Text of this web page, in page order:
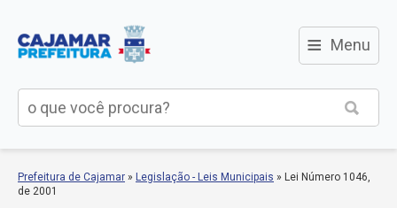
≡ Menu
Prefeitura de Cajamar » Legislação - Leis Municipais » Lei Número 1046,
de 2001